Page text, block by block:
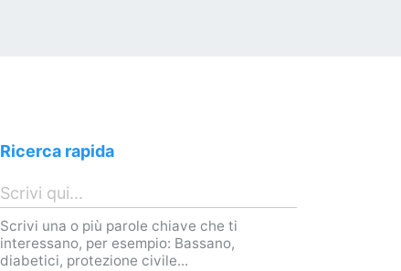
Ricerca rapida
Scrivi una o più parole chiave che ti
interessano, per esempio: Bassano,
diabetici, protezione civile...